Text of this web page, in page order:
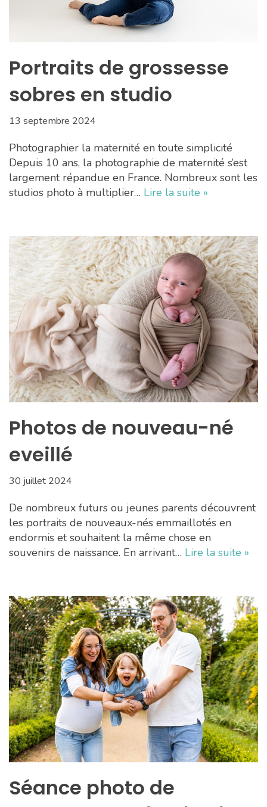
Portraits de grossesse
sobres en studio
13 septembre 2024
Photographier la maternité en toute simplicité
Depuis 10 ans, la photographie de maternité s’est
largement répandue en France. Nombreux sont les
studios photo à multiplier… Lire la suite »
Photos de nouveau-né
eveillé
30 juillet 2024
De nombreux futurs ou jeunes parents découvrent
les portraits de nouveaux-nés emmaillotés en
endormis et souhaitent la même chose en
souvenirs de naissance. En arrivant… Lire la suite »
Séance photo de